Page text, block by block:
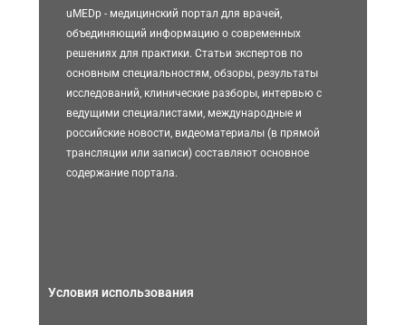
uMEDp - медицинский портал для врачей,
объединяющий информацию о современных
решениях для практики. Статьи экспертов по
основным специальностям, обзоры, результаты
исследований, клинические разборы, интервью с
ведущими специалистами, международные и
российские новости, видеоматериалы (в прямой
трансляции или записи) составляют основное
содержание портала.
Условия использования